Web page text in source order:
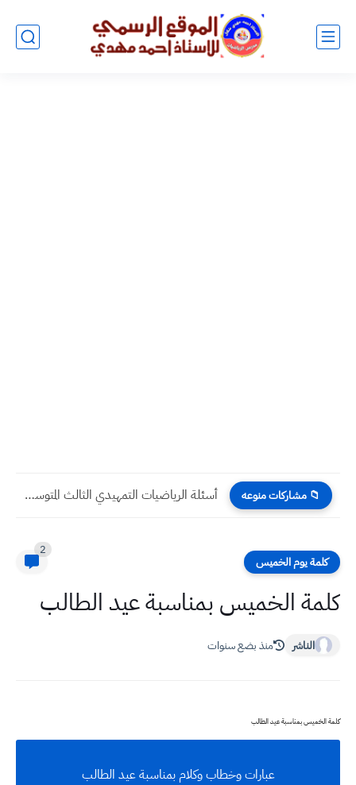
📁 مشاركات منوعه أسئلة الرياضيات التمهيدي الثالث المتوسط 2026 | تحميل ورقة الامتحان
كلمة يوم الخميس
2
كلمة الخميس بمناسبة عيد الطالب
الناشر منذ بضع سنوات
كلمة الخميس بمناسبة عيد الطالب
عبارات وخطاب وكلام بمناسبة عيد الطالب